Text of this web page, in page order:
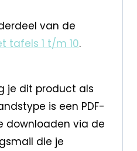
van de
tafels 1 t/m 10.
je dit product als
is een PDF-
downloaden via de
die je